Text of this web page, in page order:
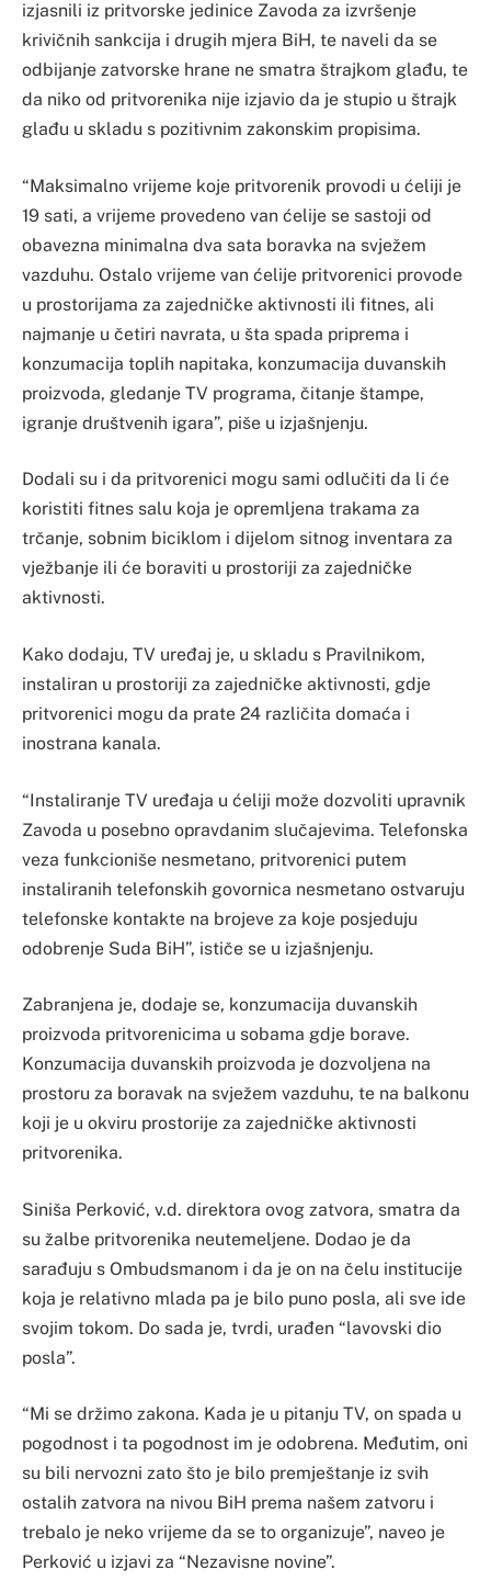
izjasnili iz pritvorske jedinice Zavoda za izvršenje
krivičnih sankcija i drugih mjera BiH, te naveli da se
odbijanje zatvorske hrane ne smatra štrajkom glađu, te
da niko od pritvorenika nije izjavio da je stupio u štrajk
glađu u skladu s pozitivnim zakonskim propisima.
“Maksimalno vrijeme koje pritvorenik provodi u ćeliji je
19 sati, a vrijeme provedeno van ćelije se sastoji od
obavezna minimalna dva sata boravka na svježem
vazduhu. Ostalo vrijeme van ćelije pritvorenici provode
u prostorijama za zajedničke aktivnosti ili fitnes, ali
najmanje u četiri navrata, u šta spada priprema i
konzumacija toplih napitaka, konzumacija duvanskih
proizvoda, gledanje TV programa, čitanje štampe,
igranje društvenih igara”, piše u izjašnjenju.
Dodali su i da pritvorenici mogu sami odlučiti da li će
koristiti fitnes salu koja je opremljena trakama za
trčanje, sobnim biciklom i dijelom sitnog inventara za
vježbanje ili će boraviti u prostoriji za zajedničke
aktivnosti.
Kako dodaju, TV uređaj je, u skladu s Pravilnikom,
instaliran u prostoriji za zajedničke aktivnosti, gdje
pritvorenici mogu da prate 24 različita domaća i
inostrana kanala.
“Instaliranje TV uređaja u ćeliji može dozvoliti upravnik
Zavoda u posebno opravdanim slučajevima. Telefonska
veza funkcioniše nesmetano, pritvorenici putem
instaliranih telefonskih govornica nesmetano ostvaruju
telefonske kontakte na brojeve za koje posjeduju
odobrenje Suda BiH”, ističe se u izjašnjenju.
Zabranjena je, dodaje se, konzumacija duvanskih
proizvoda pritvorenicima u sobama gdje borave.
Konzumacija duvanskih proizvoda je dozvoljena na
prostoru za boravak na svježem vazduhu, te na balkonu
koji je u okviru prostorije za zajedničke aktivnosti
pritvorenika.
Siniša Perković, v.d. direktora ovog zatvora, smatra da
su žalbe pritvorenika neutemeljene. Dodao je da
sarađuju s Ombudsmanom i da je on na čelu institucije
koja je relativno mlada pa je bilo puno posla, ali sve ide
svojim tokom. Do sada je, tvrdi, urađen “lavovski dio
posla”.
“Mi se držimo zakona. Kada je u pitanju TV, on spada u
pogodnost i ta pogodnost im je odobrena. Međutim, oni
su bili nervozni zato što je bilo premještanje iz svih
ostalih zatvora na nivou BiH prema našem zatvoru i
trebalo je neko vrijeme da se to organizuje”, naveo je
Perković u izjavi za “Nezavisne novine”.